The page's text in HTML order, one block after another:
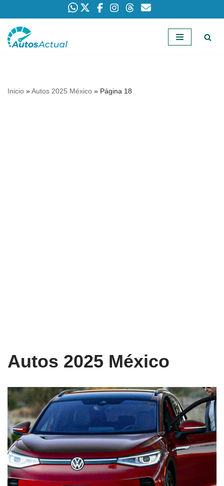
Saltar
Inicio »Autos 2025 México » Página 18
Autos 2025 México